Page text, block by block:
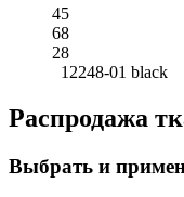
45
68
28
12248-01 black
Распродажа
Выбрать и